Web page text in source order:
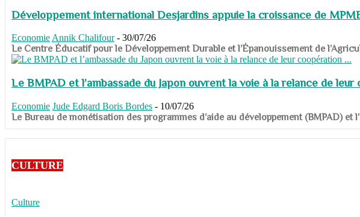
Développement international Desjardins appuie la croissance de
Economie Annik Chalifour - 30/07/26
​​​​​​​Le Centre Éducatif pour le Développement Durable et l’Épanouissement de
Le BMPAD et l’ambassade du Japon ouvrent la voie à la relance de leur
Economie Jude Edgard Boris Bordes - 10/07/26
​​​​​​​Le Bureau de monétisation des programmes d’aide au développement (BMPAD)
CULTURE
Culture